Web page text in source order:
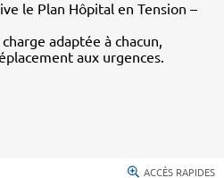
le Plan Hôpital en Tension –
adaptée à chacun,
aux urgences.
ACCÈS RAPIDES